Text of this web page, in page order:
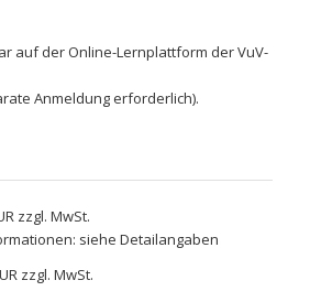
auf der Online-Lernplattform der VuV-
Anmeldung erforderlich).
zzgl. MwSt.
siehe Detailangaben
zzgl. MwSt.